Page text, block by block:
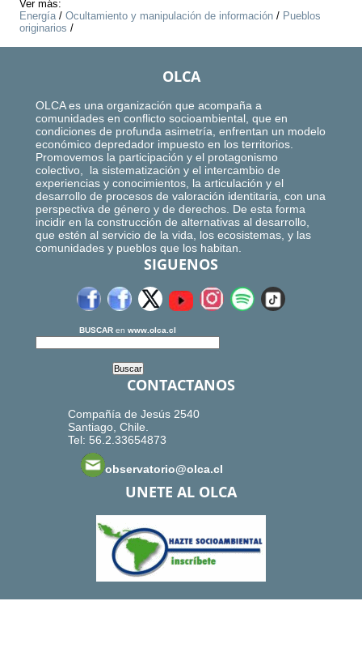
Ver más:
Energía/ Ocultamiento y manipulación de información / Pueblos
originarios /
OLCA
OLCA es una organización que acompaña a
comunidades en conflicto socioambiental, que en
condiciones de profunda asimetría, enfrentan un modelo
económico depredador impuesto en los territorios.
Promovemos la participación y el protagonismo
colectivo, la sistematización y el intercambio de
experiencias y conocimientos, la articulación y el
desarrollo de procesos de valoración identitaria, con una
perspectiva de género y de derechos. De esta forma
incidir en la construcción de alternativas al desarrollo,
que estén al servicio de la vida, los ecosistemas, y las
comunidades y pueblos que los habitan.
SIGUENOS
BUSCAR en www.olca.cl
CONTACTANOS
Compañía de Jesús 2540
Santiago, Chile.
Tel: 56.2.33654873
observatorio@olca.cl
UNETE AL OLCA